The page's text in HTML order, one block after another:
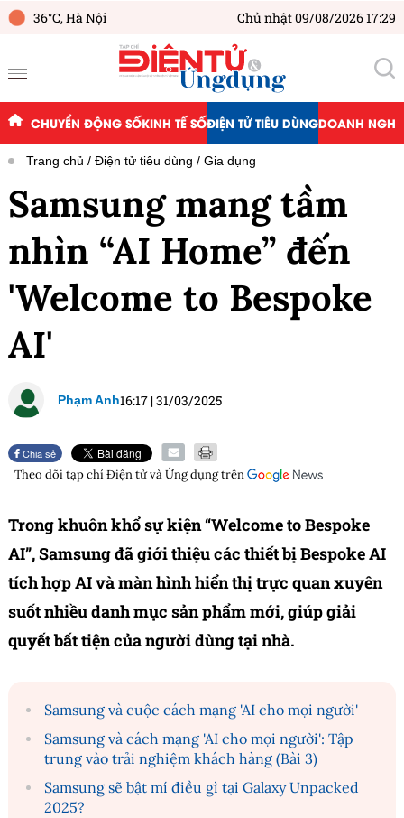
36°C,Hà Nội Chủ nhật 09/08/2026 17:29
CHUYỂN ĐỘNG SỐKINH TẾ SỐĐIỆN TỬ TIÊU DÙNGDOANH
Trang chủ Điện tử tiêu dùng Gia dụng
Samsung mang tầm
nhìn “AI Home” đến
'Welcome to Bespoke
AI'
Phạm Anh16:17 |31/03/2025
Chia sẻ
Theo dõi tạp chíĐiện tử và Ứng dụngtrên
Trong khuôn khổ sự kiện “Welcome to Bespoke
AI”, Samsung đã giới thiệu các thiết bị Bespoke AI
tích hợp AI và màn hình hiển thị trực quan xuyên
suốt nhiều danh mục sản phẩm mới, giúp giải
quyết bất tiện của người dùng tại nhà.
Samsung và cuộc cách mạng 'AI cho mọi người'
Samsung và cách mạng 'AI cho mọi người': Tập
trung vào trải nghiệm khách hàng (Bài 3)
Samsung sẽ bật mí điều gì tại Galaxy Unpacked
2025?